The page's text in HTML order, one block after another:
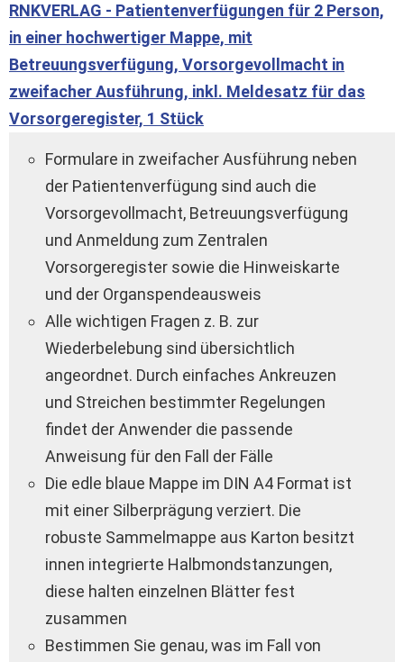
RNKVERLAG - Patientenverfügungen für 2 Person,
in einer hochwertiger Mappe, mit
Betreuungsverfügung, Vorsorgevollmacht in
zweifacher Ausführung, inkl. Meldesatz für das
Vorsorgeregister, 1 Stück
Formulare in zweifacher Ausführung neben
der Patientenverfügung sind auch die
Vorsorgevollmacht, Betreuungsverfügung
und Anmeldung zum Zentralen
Vorsorgeregister sowie die Hinweiskarte
und der Organspendeausweis
Alle wichtigen Fragen z. B. zur
Wiederbelebung sind übersichtlich
angeordnet. Durch einfaches Ankreuzen
und Streichen bestimmter Regelungen
findet der Anwender die passende
Anweisung für den Fall der Fälle
Die edle blaue Mappe im DIN A4 Format ist
mit einer Silberprägung verziert. Die
robuste Sammelmappe aus Karton besitzt
innen integrierte Halbmondstanzungen,
diese halten einzelnen Blätter fest
zusammen
Bestimmen Sie genau, was im Fall von